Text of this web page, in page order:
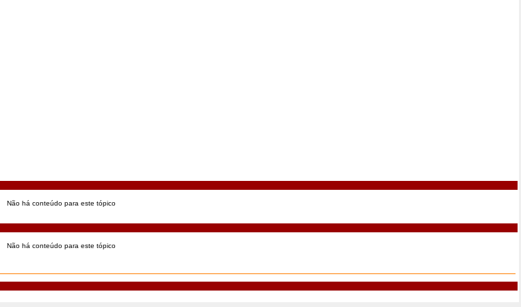
Não há conteúdo para este tópico
Não há conteúdo para este tópico